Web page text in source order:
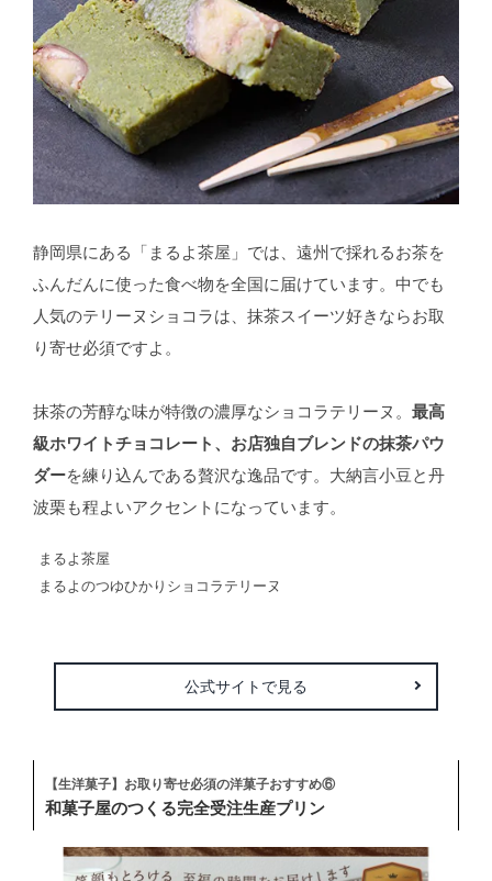
静岡県にある「まるよ茶屋」では、遠州で採れるお茶を
ふんだんに使った食べ物を全国に届けています。中でも
人気のテリーヌショコラは、抹茶スイーツ好きならお取
り寄せ必須ですよ。
抹茶の芳醇な味が特徴の濃厚なショコラテリーヌ。 最高
級ホワイトチョコレート、お店独自ブレンドの抹茶パウ
ダーを練り込んである贅沢な逸品です。大納言小豆と丹
波栗も程よいアクセントになっています。
まるよ茶屋
まるよのつゆひかりショコラテリーヌ
公式サイトで見る
【生洋菓子】お取り寄せ必須の洋菓子おすすめ⑥
和菓子屋のつくる完全受注生産プリン